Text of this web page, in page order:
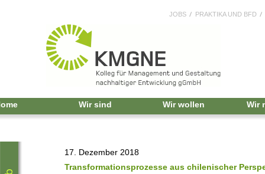
JOBS PRAKTIKA UND BFD
Wir sind Wir wollen Wir
17. Dezember 2018
Transformationsprozesse aus chilenischer